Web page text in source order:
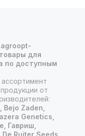
для
по доступным
от
Bejo Zaden,
Genetics,
Гавриш,